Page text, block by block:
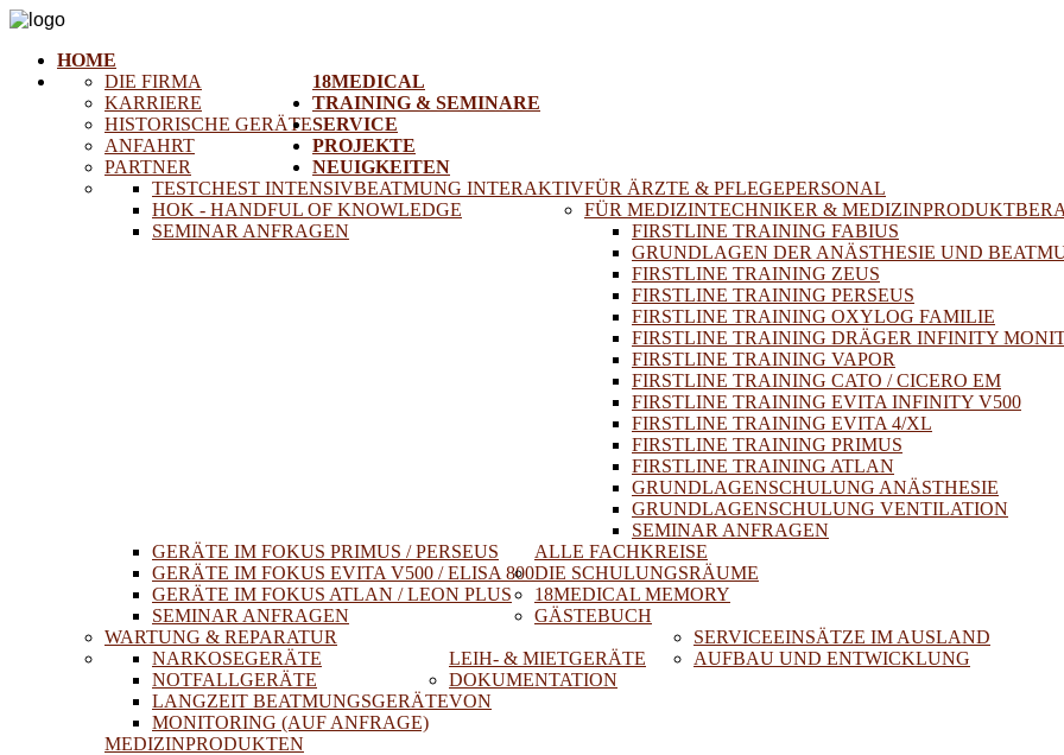
HOME
18MEDICAL
DIE FIRMA
KARRIERE
HISTORISCHE GERÄTE
ANFAHRT
PARTNER
TRAINING & SEMINARE
FÜR ÄRZTE & PFLEGEPERSONAL
TESTCHEST INTENSIVBEATMUNG INTERAKTIV
HOK - HANDFUL OF KNOWLEDGE
SEMINAR ANFRAGEN
FÜR MEDIZINTECHNIKER &
FIRSTLINE TRAINING FABIUS
GRUNDLAGEN DER ANÄSTHESIE UND
FIRSTLINE TRAINING ZEUS
FIRSTLINE TRAINING PERSEUS
FIRSTLINE TRAINING OXYLOG FAMILIE
FIRSTLINE TRAINING DRÄGER INFINITY
FIRSTLINE TRAINING VAPOR
FIRSTLINE TRAINING CATO / CICERO EM
FIRSTLINE TRAINING EVITA INFINITY V500
FIRSTLINE TRAINING EVITA 4/XL
FIRSTLINE TRAINING PRIMUS
FIRSTLINE TRAINING ATLAN
GRUNDLAGENSCHULUNG ANÄSTHESIE
GRUNDLAGENSCHULUNG VENTILATION
SEMINAR ANFRAGEN
ALLE FACHKREISE
GERÄTE IM FOKUS PRIMUS / PERSEUS
GERÄTE IM FOKUS EVITA V500 / ELISA 800
GERÄTE IM FOKUS ATLAN / LEON PLUS
SEMINAR ANFRAGEN
DIE SCHULUNGSRÄUME
18MEDICAL MEMORY
GÄSTEBUCH
SERVICE
WARTUNG & REPARATUR
LEIH- & MIETGERÄTE
NARKOSEGERÄTE
NOTFALLGERÄTE
LANGZEIT BEATMUNGSGERÄTE
MONITORING (AUF ANFRAGE)
DOKUMENTATION
VON
MEDIZINPRODUKTEN
PROJEKTE
SERVICEEINSÄTZE IM AUSLAND
AUFBAU UND ENTWICKLUNG
NEUIGKEITEN